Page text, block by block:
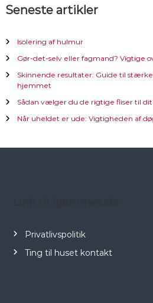
l
æ
g
n
a
a
Seneste artikler
Isolering af hulmur
Gør-det-selv eller fagmand? Vigtige
Skinnende resultater: Guide til
hjemmet
Sådan vælger du de rigtige fliser til
Når uheldet er ude: Vigtigheden af
Privatlivspolitik
Ting til huset kontakt